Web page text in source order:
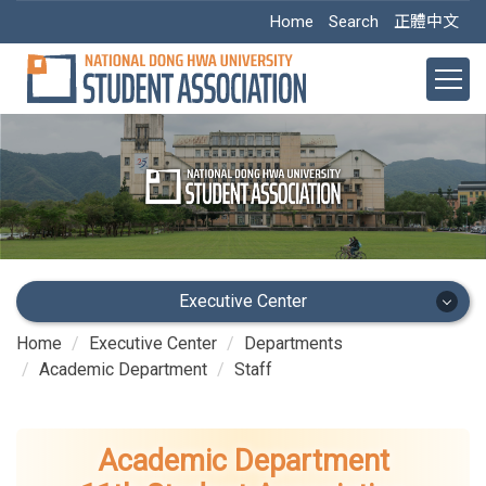
to
the
main
content
block
Home Search 正體中文
Executive Center
Executive Center
Academic Dept.
Home Executive Center
Departments
Academic Department
Staff
Academic Department